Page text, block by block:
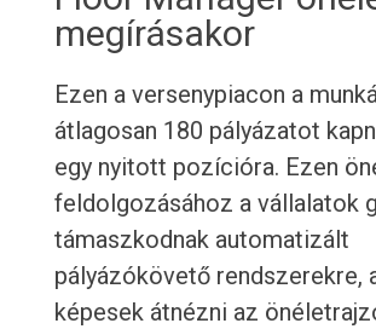
megírásakor
Ezen a versenypiacon a
átlagosan 180 pályázatot
egy nyitott pozícióra. Ezen
feldolgozásához a vállalatok
támaszkodnak automatizált
pályázókövető rendszerekre,
képesek átnézni az